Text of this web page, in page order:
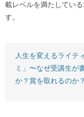
載レベルを満たしてい
す。
人生を変えるライテ
ミ」〜なぜ受講生が
か？賞を取れるのか